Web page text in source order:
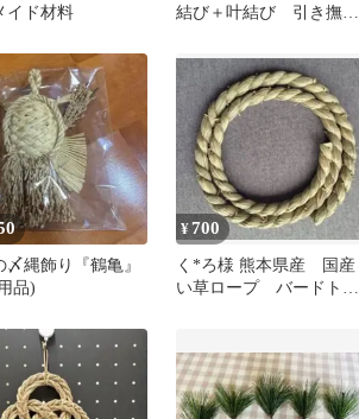
イド材料
結び＋叶結び 引き撫で
〆縄飾り『鶴亀』
品)
¥ 700
く*ろ様 熊本県産 国産
い草ロープ バードト